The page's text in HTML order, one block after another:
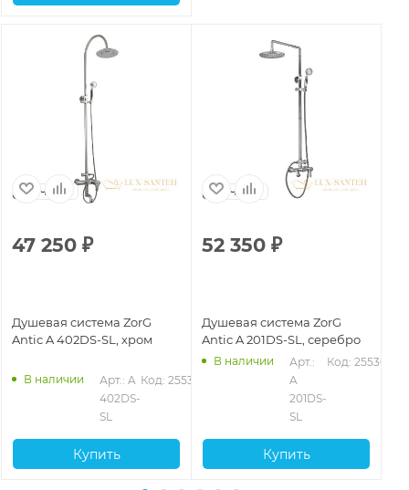
Чехия
47 250 ₽
Душевая система ZorG
Antic A 402DS-SL, хром
В наличии
Арт.: A
402DS-
SL
Код: 25538
Купить
Чехия
52 350 ₽
Душевая система ZorG
Antic A 201DS-SL, серебро
В наличии
Арт.:
A
201DS-
SL
Код: 25536
Купить